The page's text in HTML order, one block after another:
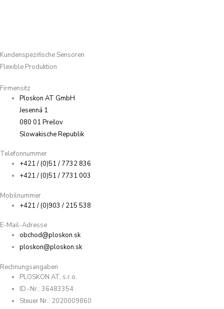
Kundenspezifische Sensoren
Flexible Produktion
Firmensitz
Ploskon AT GmbH
Jesenná 1
080 01 Prešov
Slowakische Republik
Telefonnummer
+421 / (0)51 / 7732 836
+421 / (0)51 / 7731 003
Mobilnummer
+421 / (0)903 / 215 538
E-Mail-Adresse
obchod@ploskon.sk
ploskon@ploskon.sk
Rechnungsangaben
PLOSKON AT, s.r.o.
ID.-Nr.: 36483354
Steuer Nr.: 2020009860